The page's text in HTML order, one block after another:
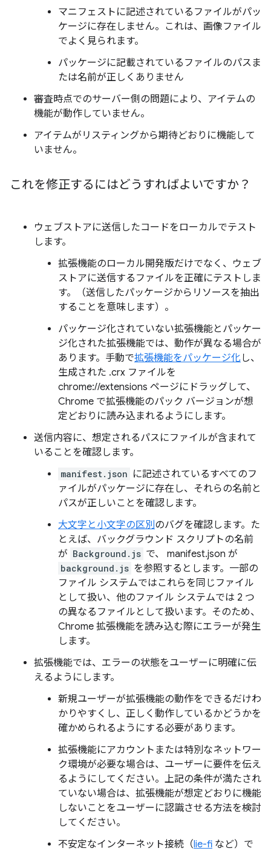
マニフェストに記述されているファイルがパッ
ケージに存在しません。これは、画像ファイル
でよく見られます。
パッケージに記載されているファイルのパスま
たは名前が正しくありません
審査時点でのサーバー側の問題により、アイテムの
機能が動作していません。
アイテムがリスティングから期待どおりに機能して
いません。
これを修正するにはどうすればよいですか？
ウェブストアに送信したコードをローカルでテスト
します。
拡張機能のローカル開発版だけでなく、ウェブ
ストアに送信するファイルを正確にテストしま
す。（送信したパッケージからリソースを抽出
することを意味します）。
パッケージ化されていない拡張機能とパッケー
ジ化された拡張機能では、動作が異なる場合が
あります。手動で拡張機能をパッケージ化 し、
生成された .crx ファイルを
chrome://extensions ページにドラッグして、
Chrome で拡張機能のパック バージョンが想
定どおりに読み込まれるようにします。
送信内容に、想定されるパスにファイルが含まれて
いることを確認します。
manifest.json に記述されているすべてのフ
ァイルがパッケージに存在し、それらの名前と
パスが正しいことを確認します。
大文字と小文字の区別のバグを確認します。た
とえば、バックグラウンド スクリプトの名前
が Background.js で、 manifest.json が
background.js を参照するとします。一部の
ファイル システムではこれらを同じファイル
として扱い、他のファイル システムでは 2 つ
の異なるファイルとして扱います。そのため、
Chrome 拡張機能を読み込む際にエラーが発生
します。
拡張機能では、エラーの状態をユーザーに明確に伝
えるようにします。
新規ユーザーが拡張機能の動作をできるだけわ
かりやすくし、正しく動作しているかどうかを
確かめられるようにする必要があります。
拡張機能にアカウントまたは特別なネットワー
ク環境が必要な場合は、ユーザーに要件を伝え
るようにしてください。上記の条件が満たされ
ていない場合は、拡張機能が想定どおりに機能
しないことをユーザーに認識させる方法を検討
してください。
不安定なインターネット接続（lie-fi など）で